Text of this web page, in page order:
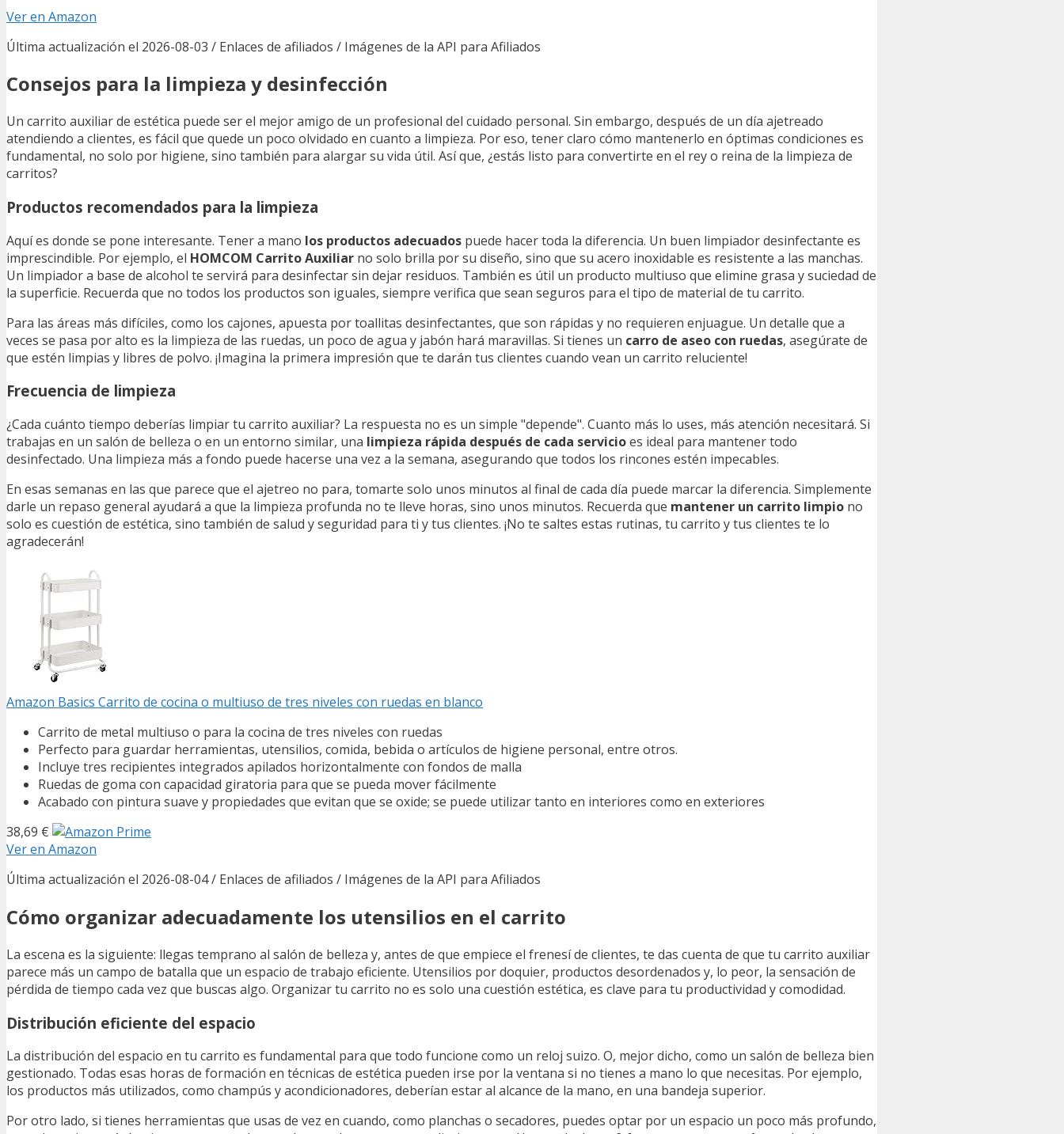
Ver en Amazon
Última actualización el 2026-08-03 / Enlaces de afiliados / Imágenes de la API para Afiliados
Consejos para la limpieza y desinfección
Un carrito auxiliar de estética puede ser el mejor amigo de un profesional del cuidado personal. Sin embargo, después de un día ajetreado
atendiendo a clientes, es fácil que quede un poco olvidado en cuanto a limpieza. Por eso, tener claro cómo mantenerlo en óptimas condiciones es
fundamental, no solo por higiene, sino también para alargar su vida útil. Así que, ¿estás listo para convertirte en el rey o reina de la limpieza de
carritos?
Productos recomendados para la limpieza
Aquí es donde se pone interesante. Tener a mano los productos adecuados puede hacer toda la diferencia. Un buen limpiador desinfectante es
imprescindible. Por ejemplo, el HOMCOM Carrito Auxiliar no solo brilla por su diseño, sino que su acero inoxidable es resistente a las manchas.
Un limpiador a base de alcohol te servirá para desinfectar sin dejar residuos. También es útil un producto multiuso que elimine grasa y suciedad de
la superficie. Recuerda que no todos los productos son iguales, siempre verifica que sean seguros para el tipo de material de tu carrito.
Para las áreas más difíciles, como los cajones, apuesta por toallitas desinfectantes, que son rápidas y no requieren enjuague. Un detalle que a
veces se pasa por alto es la limpieza de las ruedas, un poco de agua y jabón hará maravillas. Si tienes un carro de aseo con ruedas, asegúrate de
que estén limpias y libres de polvo. ¡Imagina la primera impresión que te darán tus clientes cuando vean un carrito reluciente!
Frecuencia de limpieza
¿Cada cuánto tiempo deberías limpiar tu carrito auxiliar? La respuesta no es un simple "depende". Cuanto más lo uses, más atención necesitará. Si
trabajas en un salón de belleza o en un entorno similar, una limpieza rápida después de cada servicioes ideal para mantener todo
desinfectado. Una limpieza más a fondo puede hacerse una vez a la semana, asegurando que todos los rincones estén impecables.
En esas semanas en las que parece que el ajetreo no para, tomarte solo unos minutos al final de cada día puede marcar la diferencia. Simplemente
darle un repaso general ayudará a que la limpieza profunda no te lleve horas, sino unos minutos. Recuerda que mantener un carrito limpio no
solo es cuestión de estética, sino también de salud y seguridad para ti y tus clientes. ¡No te saltes estas rutinas, tu carrito y tus clientes te lo
agradecerán!
Amazon Basics Carrito de cocina o multiuso de tres niveles con ruedas en blanco
Carrito de metal multiuso o para la cocina de tres niveles con ruedas
Perfecto para guardar herramientas, utensilios, comida, bebida o artículos de higiene personal, entre otros.
Incluye tres recipientes integrados apilados horizontalmente con fondos de malla
Ruedas de goma con capacidad giratoria para que se pueda mover fácilmente
Acabado con pintura suave y propiedades que evitan que se oxide; se puede utilizar tanto en interiores como en exteriores
38,69 €
Ver en Amazon
Última actualización el 2026-08-04 / Enlaces de afiliados / Imágenes de la API para Afiliados
Cómo organizar adecuadamente los utensilios en el carrito
La escena es la siguiente: llegas temprano al salón de belleza y, antes de que empiece el frenesí de clientes, te das cuenta de que tu carrito auxiliar
parece más un campo de batalla que un espacio de trabajo eficiente. Utensilios por doquier, productos desordenados y, lo peor, la sensación de
pérdida de tiempo cada vez que buscas algo. Organizar tu carrito no es solo una cuestión estética, es clave para tu productividad y comodidad.
Distribución eficiente del espacio
La distribución del espacio en tu carrito es fundamental para que todo funcione como un reloj suizo. O, mejor dicho, como un salón de belleza bien
gestionado. Todas esas horas de formación en técnicas de estética pueden irse por la ventana si no tienes a mano lo que necesitas. Por ejemplo,
los productos más utilizados, como champús y acondicionadores, deberían estar al alcance de la mano, en una bandeja superior.
Por otro lado, si tienes herramientas que usas de vez en cuando, como planchas o secadores, puedes optar por un espacio un poco más profundo,